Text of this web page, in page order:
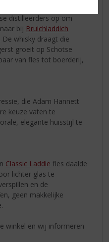
distilleerders op om
bij Bruichladdich
whisky draagt die
groeit op Schotse
van fles tot boerderij,
die Adam Hannett
keuze vaten te
elegante huisstijl te
Classic Laddie fles daalde
lichter glas te
en de
geen makkelijke
winkel en wij informeren